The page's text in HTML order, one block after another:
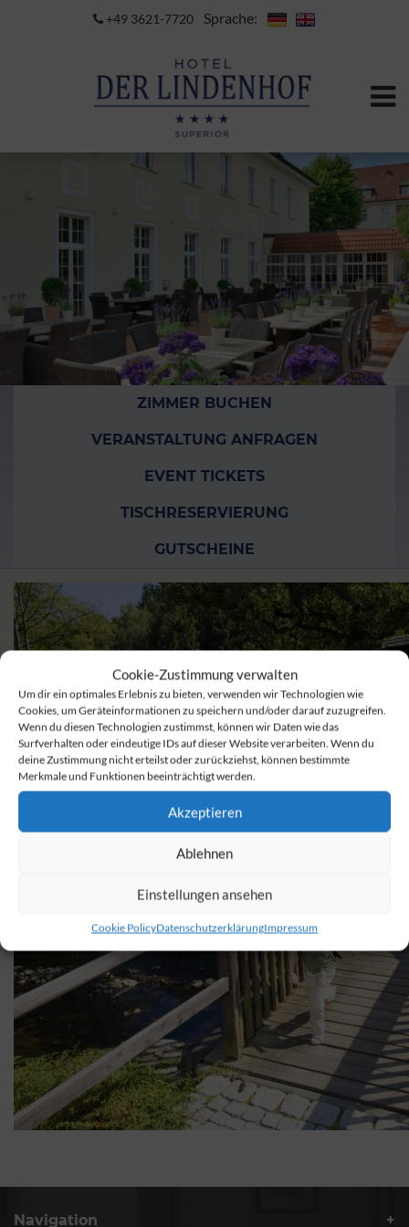
Cookie-Zustimmung verwalten
Um dir ein optimales Erlebnis zu bieten, verwenden wir Technologien wie
Cookies, um Geräteinformationen zu speichern und/oder darauf zuzugreifen.
Wenn du diesen Technologien zustimmst, können wir Daten wie das
Surfverhalten oder eindeutige IDs auf dieser Website verarbeiten. Wenn du
deine Zustimmung nicht erteilst oder zurückziehst, können bestimmte
Merkmale und Funktionen beeinträchtigt werden.
Akzeptieren
Ablehnen
Einstellungen ansehen
Cookie PolicyDatenschutzerklärungImpressum
+49 3621-7720 Sprache:
ZIMMER BUCHEN
VERANSTALTUNG ANFRAGEN
EVENT TICKETS
TISCHRESERVIERUNG
GUTSCHEINE
Navigation